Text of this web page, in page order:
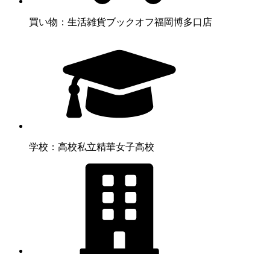
買い物：生活雑貨ブックオフ福岡博多口店
学校：高校私立精華女子高校